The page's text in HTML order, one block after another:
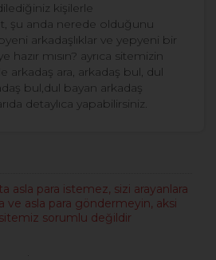
kişilerle
şu anda nerede olduğunu
arkadaşlıklar ve yepyeni bir
hazır mısın? ayrıca sitemizin
arkadaş ara, arkadaş bul, dul
bul,dul bayan arkadaş
detaylıca yapabilirsiniz.
asla para istemez, sizi arayanlara
ve asla para göndermeyin, aksi
sorumlu değildir